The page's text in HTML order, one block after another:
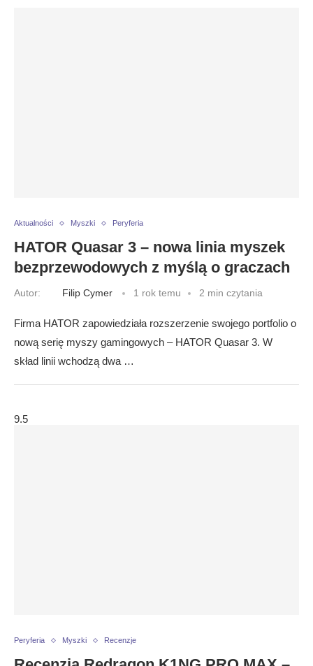
Aktualności Myszki Peryferia
HATOR Quasar 3 – nowa linia myszek
bezprzewodowych z myślą o graczach
Autor: Filip Cymer 1 rok temu 2 min czytania
Firma HATOR zapowiedziała rozszerzenie swojego portfolio o
nową serię myszy gamingowych – HATOR Quasar 3. W
skład linii wchodzą dwa …
9.5
Peryferia Myszki Recenzje